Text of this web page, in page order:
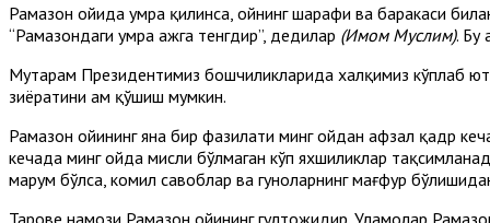
Рамазон ойида умра қилинса, ойнинг шарафи ва баракаси
“Рамазондаги умра ҳажга тенгдир”, дедилар (Имом Муслим). Бу
Муҳтарам Президентимиз бошчиликларида халқимиз кўплаб
зиёратини ҳам қўшиш мумкин.
Рамазон ойининг яна бир фазилати минг ойдан афзал қадр
кечада минг ойда мисли бўлмаган кўп яхшиликлар
маҳрум бўлса, комил савоблар ва гуноҳларнинг мағфур
Таровеҳ намози Рамазон ойининг гултожидир. Уламолар